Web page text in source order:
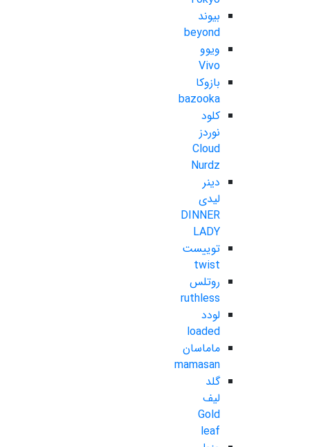
بیوند
beyond
ویوو
Vivo
بازوکا
bazooka
کلود
نوردز
Cloud
Nurdz
دینر
لیدی
DINNER
LADY
توییست
twist
روتلس
ruthless
لودد
loaded
ماماسان
mamasan
گلد
لیف
Gold
leaf